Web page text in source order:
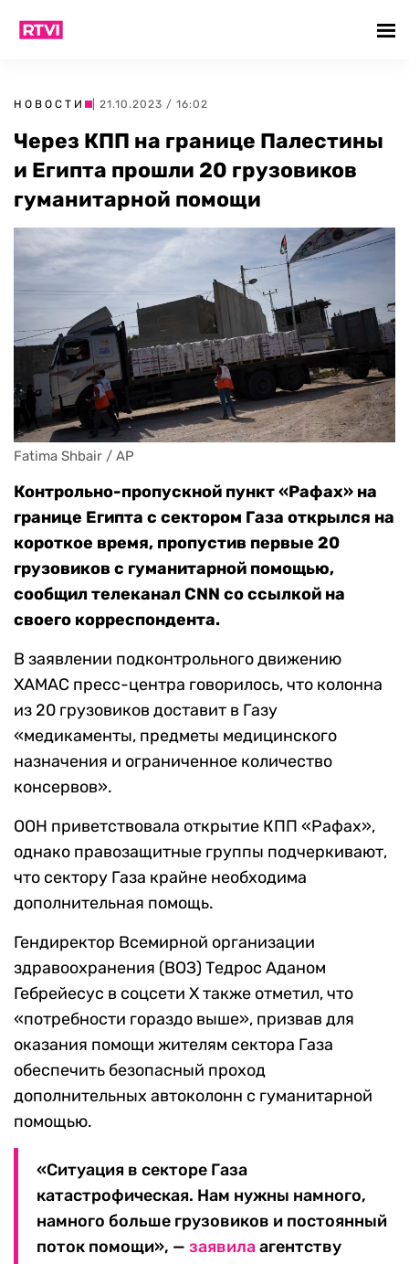
НОВОСТИ | 21.10.2023 / 16:02
Через КПП на границе Палестины
и Египта прошли 20 грузовиков
гуманитарной помощи
Fatima Shbair / AP
Контрольно-пропускной пункт «Рафах» на
границе Египта с сектором Газа открылся на
короткое время, пропустив первые 20
грузовиков с гуманитарной помощью,
сообщил телеканал CNN со ссылкой на
своего корреспондента.
В заявлении подконтрольного движению
ХАМАС пресс-центра говорилось, что колонна
из 20 грузовиков доставит в Газу
«медикаменты, предметы медицинского
назначения и ограниченное количество
консервов».
ООН приветствовала открытие КПП «Рафах»,
однако правозащитные группы подчеркивают,
что сектору Газа крайне необходима
дополнительная помощь.
Гендиректор Всемирной организации
здравоохранения (ВОЗ) Тедрос Аданом
Гебрейесус в соцсети X также отметил, что
«потребности гораздо выше», призвав для
оказания помощи жителям сектора Газа
обеспечить безопасный проход
дополнительных автоколонн с гуманитарной
помощью.
«Ситуация в секторе Газа
катастрофическая. Нам нужны намного,
намного больше грузовиков и постоянный
поток помощи», — заявилаагентству